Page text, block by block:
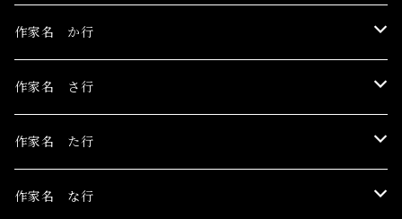
伊豫田晃一
浅野サキ
飴屋晶貴
杏ひろと
作家名 か行
黒木美都子
勝田麻子
草羽揺二
作家名 さ行
関野栄美
佐々木茜
作家名 た行
玉村のどか
作家名 な行